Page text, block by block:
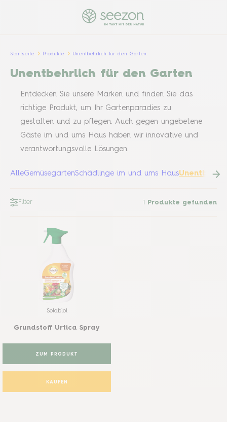
Startseite Produkte Unentbehrlich für den Garten
Unentbehrlich für den Garten
Entdecken Sie unsere Marken und finden Sie das
richtige Produkt, um Ihr Gartenparadies zu
gestalten und zu pflegen. Auch gegen ungebetene
Gäste im und ums Haus haben wir innovative und
verantwortungsvolle Lösungen.
AlleGemüsegartenSchädlinge im und ums Haus
Filter 1 Produkte gefunden
Solabiol
Grundstoff Urtica Spray
ZUM PRODUKT
KAUFEN